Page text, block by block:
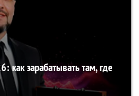
как зарабатывать там, где